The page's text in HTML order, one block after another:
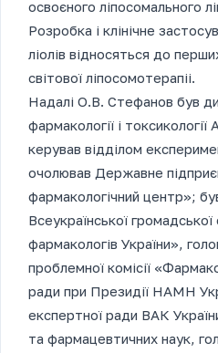
освоєного ліпосомального
Розробка і клінічне
ліолів відносяться до
світової ліпосомотерапіі.
Надалі О.В. Стефанов був
фармакології і
керував відділом
очолював Державне
фармакологічний центр»;
Всеукраїнської громадської
фармакологів України»,
проблемної комісії
ради при Президії НАМН
експертної ради ВАК
та фармацевтичних наук,